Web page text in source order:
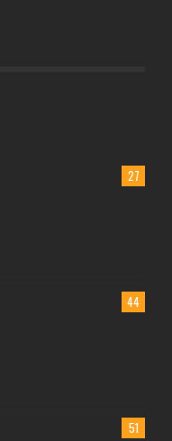
27
44
51